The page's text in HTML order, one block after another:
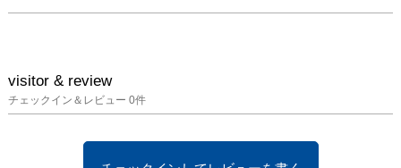
visitor & review
チェックイン＆レビュー 0件